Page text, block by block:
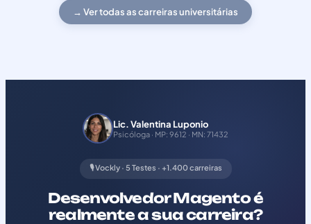
→ Ver todas as carreiras universitárias
Lic. Valentina Luponio
Psicóloga · MP: 9612 · MN: 71432
🎙️ Vockly · 5 Testes · +1.400 carreiras
Desenvolvedor Magento é
realmente a sua carreira?